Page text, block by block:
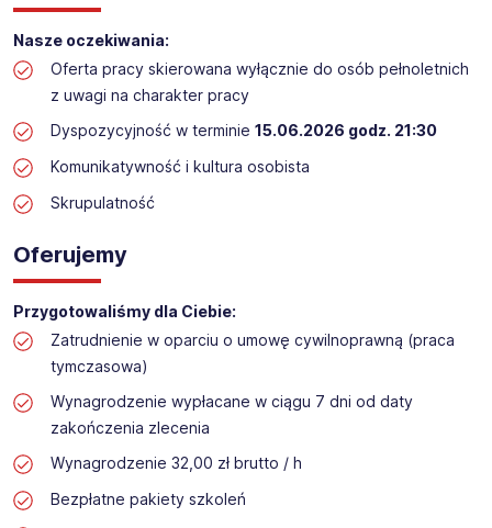
Nasze oczekiwania:
Oferta pracy skierowana wyłącznie do osób pełnoletnich
z uwagi na charakter pracy
Dyspozycyjność w terminie 15.06.2026 godz. 21:30
Komunikatywność i kultura osobista
Skrupulatność
Oferujemy
Przygotowaliśmy dla Ciebie:
Zatrudnienie w oparciu o umowę cywilnoprawną (praca
tymczasowa)
Wynagrodzenie wypłacane w ciągu 7 dni od daty
zakończenia zlecenia
Wynagrodzenie 32,00 zł brutto / h
Bezpłatne pakiety szkoleń